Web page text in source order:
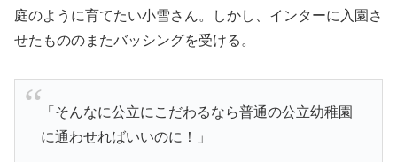
庭のように育てたい小雪さん。しかし、インターに入園さ
せたもののまたバッシングを受ける。
「そんなに公立にこだわるなら普通の公立幼稚園
に通わせればいいのに！」